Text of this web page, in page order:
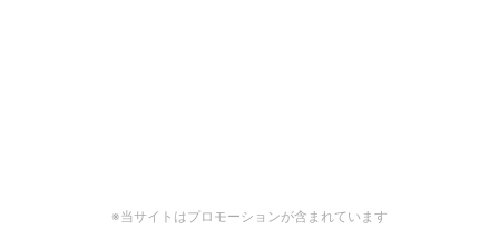
※当サイトはプロモーションが含まれています